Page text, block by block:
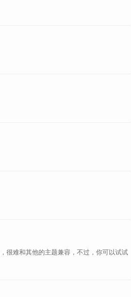
很难和其他的主题兼容，不过，你可以试试